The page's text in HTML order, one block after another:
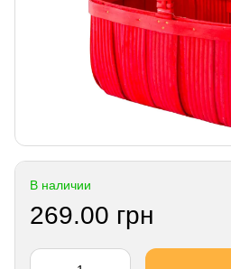
В наличии
269.00 грн